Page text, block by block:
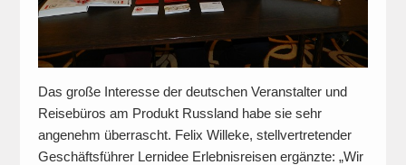
Das große Interesse der deutschen Veranstalter und
Reisebüros am Produkt Russland habe sie sehr
angenehm überrascht. Felix Willeke, stellvertretender
Geschäftsführer Lernidee Erlebnisreisen ergänzte: „Wir